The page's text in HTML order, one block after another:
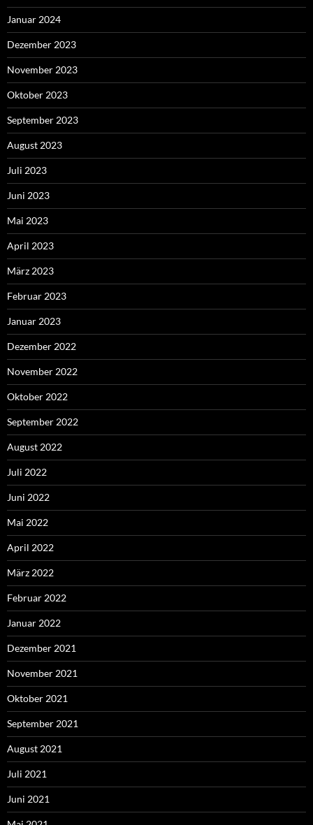
Januar 2024
Dezember 2023
November 2023
Oktober 2023
September 2023
August 2023
Juli 2023
Juni 2023
Mai 2023
April 2023
März 2023
Februar 2023
Januar 2023
Dezember 2022
November 2022
Oktober 2022
September 2022
August 2022
Juli 2022
Juni 2022
Mai 2022
April 2022
März 2022
Februar 2022
Januar 2022
Dezember 2021
November 2021
Oktober 2021
September 2021
August 2021
Juli 2021
Juni 2021